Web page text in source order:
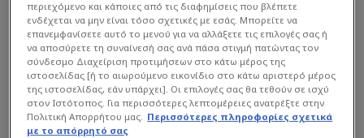
περιεχόμενο και κάποιες από τις διαφημίσεις που βλέπετε
ενδέχεται να μην είναι τόσο σχετικές με εσάς. Μπορείτε να
επανεμφανίσετε αυτό το μενού για να αλλάξετε τις επιλογές σας ή
να αποσύρετε τη συναίνεσή σας ανά πάσα στιγμή πατώντας τον
σύνδεσμο Διαχείριση προτιμήσεων στο κάτω μέρος της
ιστοσελίδας [ή το αιωρούμενο εικονίδιο στο κάτω αριστερό μέρος
της ιστοσελίδας, εάν υπάρχει]. Οι επιλογές σας θα τεθούν σε ισχύ
στον Ιστότοπος. Για περισσότερες λεπτομέρειες ανατρέξτε στην
Πολιτική Απορρήτου μας. Περισσότερες πληροφορίες σχετικά
με το απόρρητό σας